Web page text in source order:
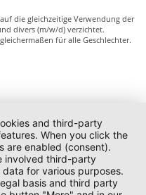
die gleichzeitige Verwendung der
divers (m/w/d) verzichtet.
für alle Geschlechter.
and third-party
When you click the
are enabled (consent).
involved third-party
for various purposes.
basis and third party